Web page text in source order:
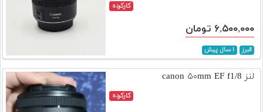
کارکرده
۶,۵۰۰,۰۰۰ تومان
البرز ۱ سال پیش
لنز canon ۵۰mm EF f1/8
کارکرده